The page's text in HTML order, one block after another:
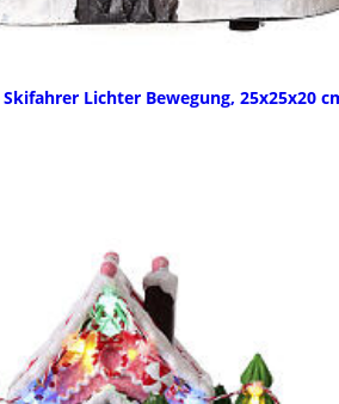
Lichter Bewegung, 25x25x20